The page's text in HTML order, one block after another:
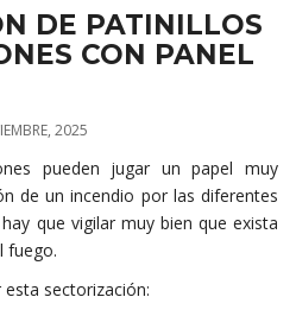
DE PATINILLOS
CON PANEL
2025
pueden jugar un papel muy
de un incendio por las diferentes
que vigilar muy bien que exista
fuego.
sectorización: